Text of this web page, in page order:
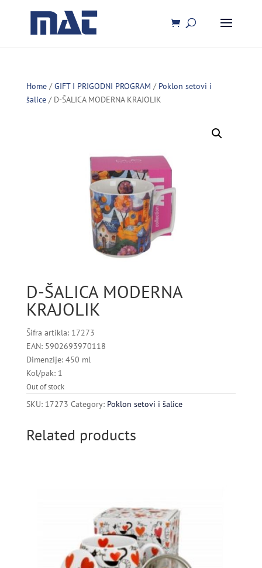
Home/GIFT I PRIGODNI PROGRAM / Poklon setovi i
šalice/ D-ŠALICA MODERNA KRAJOLIK
D-ŠALICA MODERNA
KRAJOLIK
Šifra artikla: 17273
EAN: 5902693970118
Dimenzije: 450 ml
Kol/pak: 1
Out of stock
SKU: 17273 Category: Poklon setovi i šalice
Related products